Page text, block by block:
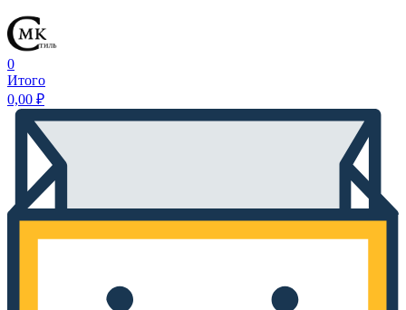
0
Итого
0,00 ₽